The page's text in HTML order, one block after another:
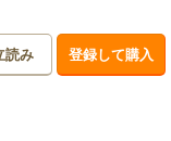
読み 登録して購入